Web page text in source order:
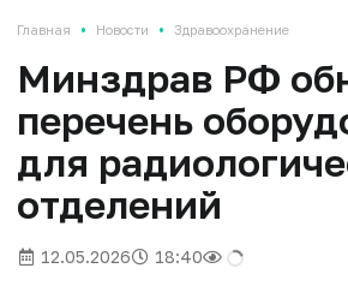
Главная • Новости • Здравоохранение
Минздрав РФ
перечень
для
отделений
12.05.2026 18:40